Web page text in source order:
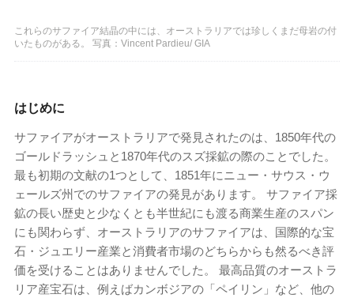
これらのサファイア結晶の中には、オーストラリアでは珍しくまだ母岩の付
いたものがある。 写真：Vincent Pardieu/ GIA
はじめに
サファイアがオーストラリアで発見されたのは、1850年代の
ゴールドラッシュと1870年代のスズ採鉱の際のことでした。
最も初期の文献の1つとして、1851年にニュー・サウス・ウ
ェールズ州でのサファイアの発見があります。 サファイア採
鉱の長い歴史と少なくとも半世紀にも渡る商業生産のスパン
にも関わらず、オーストラリアのサファイアは、国際的な宝
石・ジュエリー産業と消費者市場のどちらからも然るべき評
価を受けることはありませんでした。 最高品質のオーストラ
リア産宝石は、例えばカンボジアの「ペイリン」など、他の